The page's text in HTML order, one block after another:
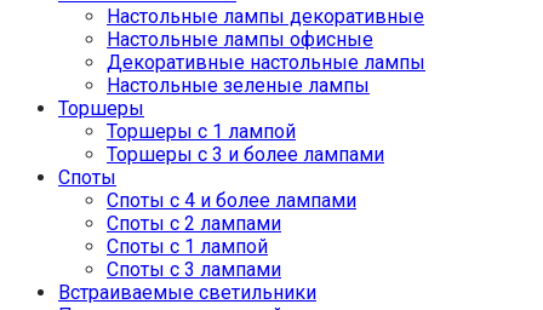
Настольные лампы декоративные
Настольные лампы офисные
Декоративные настольные лампы
Настольные зеленые лампы
Торшеры
Торшеры с 1 лампой
Торшеры с 3 и более лампами
Споты
Споты с 4 и более лампами
Споты с 2 лампами
Споты с 1 лампой
Споты с 3 лампами
Встраиваемые светильники